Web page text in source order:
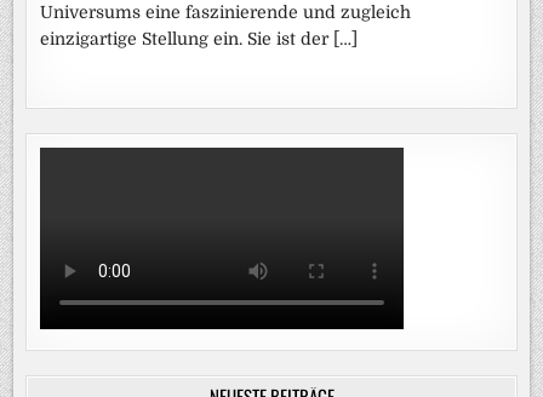
Universums eine faszinierende und zugleich
einzigartige Stellung ein. Sie ist der […]